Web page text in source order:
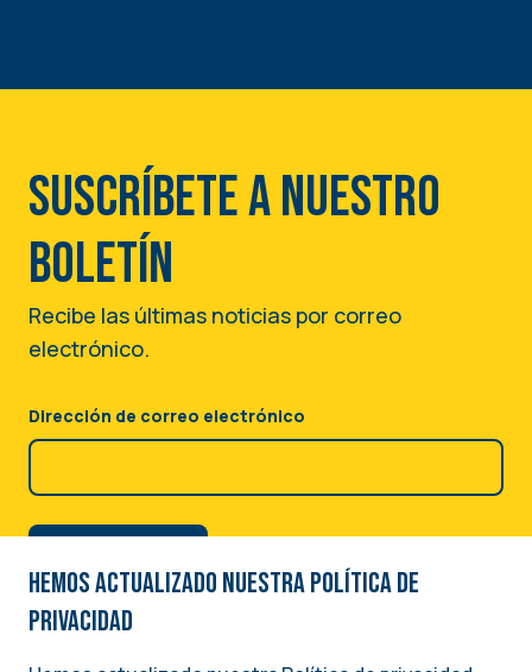
Suscríbete a nuestro
boletín
Recibe las últimas noticias por correo
electrónico.
Dirección de correo electrónico
Hemos actualizado nuestra Política de
privacidad